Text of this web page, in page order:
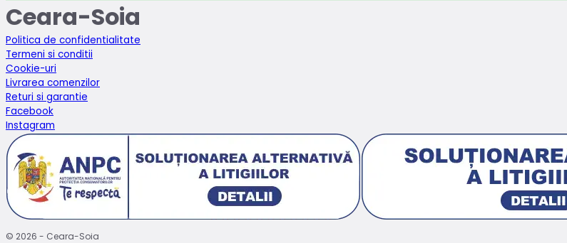
Ceara-Soia
Politica de confidentialitate
Termeni si conditii
Cookie-uri
Livrarea comenzilor
Returi si garantie
Facebook
Instagram
© 2026 - Ceara-Soia